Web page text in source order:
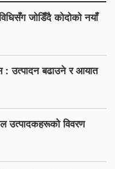
जोडिँदै कोदोको नयाँ
: उत्पादन बढाउने र आयात
उत्पादकहरूको विवरण